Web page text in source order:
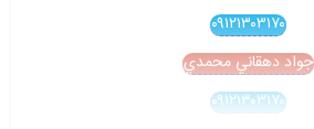
۰۹۱۲۱۳۰۳۱۷۰
جواد دهقاني محمدي
۰۹۱۲۱۳۰۳۱۷۰